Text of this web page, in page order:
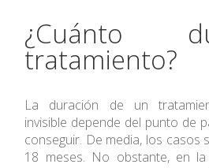
¿Cuánto
tratamiento?
La duración de un
invisible depende del punto de
conseguir. De media, los casos
18 meses. No obstante, en